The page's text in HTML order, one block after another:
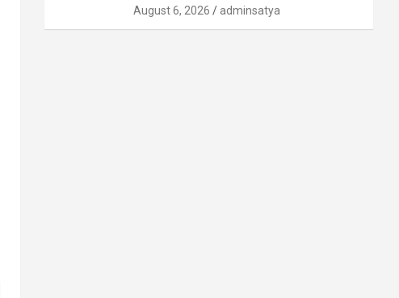
August 6, 2026 adminsatya